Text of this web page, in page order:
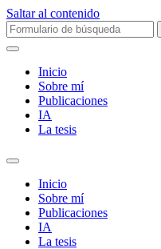
Saltar al contenido
Buscar:
Inicio
Sobre mí­
Publicaciones
IA
La tesis
Alternar
campo
búsqueda
Inicio
Sobre mí­
Publicaciones
IA
La tesis